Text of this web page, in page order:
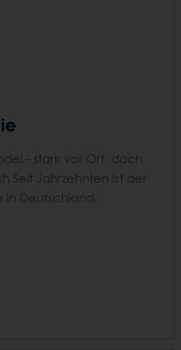
- stark vor Ort, doch
Seit Jahrzehnten ist der
in Deutschland,